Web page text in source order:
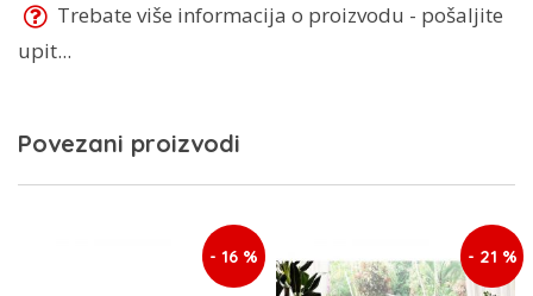
Trebate više informacija o proizvodu - pošaljite
upit...
Povezani proizvodi
- 16 % - 21 %